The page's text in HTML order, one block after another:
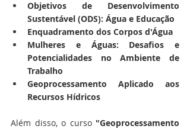
Objetivos de Desenvolvimento
Sustentável (ODS): Água e Educação
Enquadramento dos Corpos d'Água
Mulheres e Águas: Desafios e
Potencialidades no Ambiente de
Trabalho
Geoprocessamento Aplicado aos
Recursos Hídricos
Além disso, o curso "Geoprocessamento